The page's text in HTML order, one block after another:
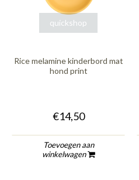
quickshop
Rice melamine kinderbord mat
hond print
€14,50
Toevoegen aan
winkelwagen